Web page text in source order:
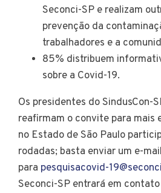
Seconci-SP e realizam
prevenção da
trabalhadores e a
85% distribuem
sobre a Covid-19.
Os presidentes do SindusCon-
reafirmam o convite para mais
no Estado de São Paulo
rodadas; basta enviar um e-mail
para pesquisacovid-
Seconci-SP entrará em